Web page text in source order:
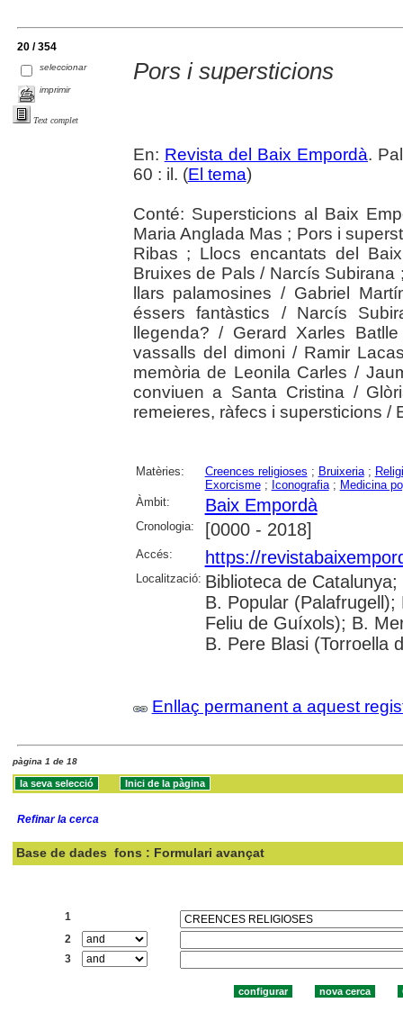
20 / 354
seleccionar
imprimir
Text complet
Pors i supersticions
En: Revista del Baix Empordà.
60 : il. (El tema)
Conté: Supersticions al Baix
Maria Anglada Mas ; Pors i
Ribas ; Llocs encantats del
Bruixes de Pals / Narcís
llars palamosines / Gabriel
éssers fantàstics / Narcís
llegenda? / Gerard Xarles
vassalls del dimoni / Ramir
memòria de Leonila Carles /
conviuen a Santa Cristina /
remeieres, ràfecs i supersticions /
Matèries: Creences religioses ; Bruixeria;
Exorcisme; Iconografia; Medicina
Àmbit:
Baix Empordà
Cronologia: [0000 - 2018]
Accés: https://
Localització: Biblioteca de
B. Popular
Feliu de Guíxols); B.
B. Pere Blasi (Torroella
Enllaç permanent a aquest
pàgina 1 de 18
Refinar la cerca
Base de dades fons : Formulari avançat
1
2
3